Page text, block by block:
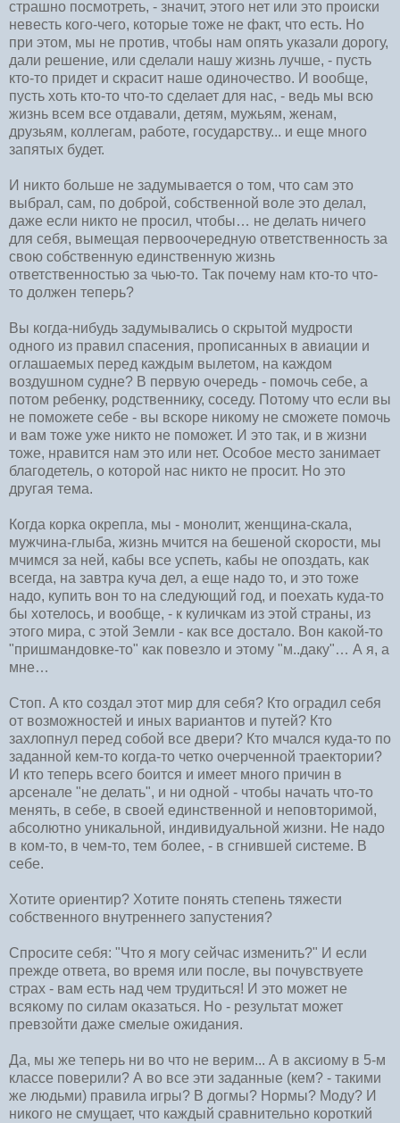
страшно посмотреть, - значит, этого нет или это происки
невесть кого-чего, которые тоже не факт, что есть. Но
при этом, мы не против, чтобы нам опять указали дорогу,
дали решение, или сделали нашу жизнь лучше, - пусть
кто-то придет и скрасит наше одиночество. И вообще,
пусть хоть кто-то что-то сделает для нас, - ведь мы всю
жизнь всем все отдавали, детям, мужьям, женам,
друзьям, коллегам, работе, государству... и еще много
запятых будет.
И никто больше не задумывается о том, что сам это
выбрал, сам, по доброй, собственной воле это делал,
даже если никто не просил, чтобы… не делать ничего
для себя, вымещая первоочередную ответственность за
свою собственную единственную жизнь
ответственностью за чью-то. Так почему нам кто-то что-
то должен теперь?
Вы когда-нибудь задумывались о скрытой мудрости
одного из правил спасения, прописанных в авиации и
оглашаемых перед каждым вылетом, на каждом
воздушном судне? В первую очередь - помочь себе, а
потом ребенку, родственнику, соседу. Потому что если вы
не поможете себе - вы вскоре никому не сможете помочь
и вам тоже уже никто не поможет. И это так, и в жизни
тоже, нравится нам это или нет. Особое место занимает
благодетель, о которой нас никто не просит. Но это
другая тема.
Когда корка окрепла, мы - монолит, женщина-скала,
мужчина-глыба, жизнь мчится на бешеной скорости, мы
мчимся за ней, кабы все успеть, кабы не опоздать, как
всегда, на завтра куча дел, а еще надо то, и это тоже
надо, купить вон то на следующий год, и поехать куда-то
бы хотелось, и вообще, - к куличкам из этой страны, из
этого мира, с этой Земли - как все достало. Вон какой-то
"пришмандовке-то" как повезло и этому "м..даку"… А я, а
мне…
Стоп. А кто создал этот мир для себя? Кто оградил себя
от возможностей и иных вариантов и путей? Кто
захлопнул перед собой все двери? Кто мчался куда-то по
заданной кем-то когда-то четко очерченной траектории?
И кто теперь всего боится и имеет много причин в
арсенале "не делать", и ни одной - чтобы начать что-то
менять, в себе, в своей единственной и неповторимой,
абсолютно уникальной, индивидуальной жизни. Не надо
в ком-то, в чем-то, тем более, - в сгнившей системе. В
себе.
Хотите ориентир? Хотите понять степень тяжести
собственного внутреннего запустения?
Спросите себя: "Что я могу сейчас изменить?" И если
прежде ответа, во время или после, вы почувствуете
страх - вам есть над чем трудиться! И это может не
всякому по силам оказаться. Но - результат может
превзойти даже смелые ожидания.
Да, мы же теперь ни во что не верим... А в аксиому в 5-м
классе поверили? А во все эти заданные (кем? - такими
же людьми) правила игры? В догмы? Нормы? Моду? И
никого не смущает, что каждый сравнительно короткий